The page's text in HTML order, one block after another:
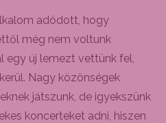
adódott, hogy
még nem voltunk
egy új lemezt vettünk fel,
Nagy közönségek
játszunk, de igyekszünk
koncerteket adni, hiszen